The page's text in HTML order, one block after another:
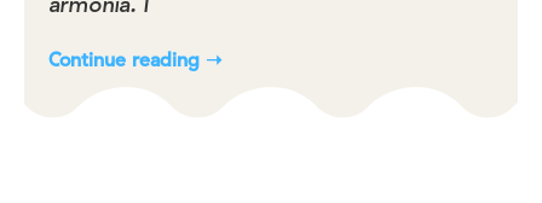
Continue reading ➝